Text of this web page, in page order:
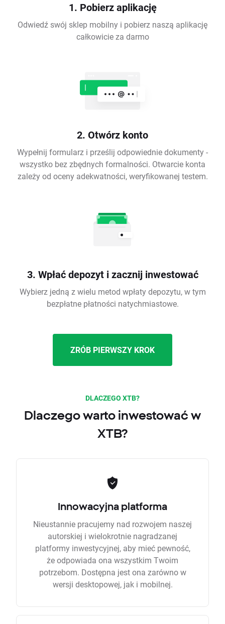
1. Pobierz aplikację
Odwiedź swój sklep mobilny i pobierz naszą aplikację
całkowicie za darmo
2. Otwórz konto
Wypełnij formularz i prześlij odpowiednie dokumenty -
wszystko bez zbędnych formalności. Otwarcie konta
zależy od oceny adekwatności, weryfikowanej testem.
3. Wpłać depozyt i zacznij inwestować
Wybierz jedną z wielu metod wpłaty depozytu, w tym
bezpłatne płatności natychmiastowe.
ZRÓB PIERWSZY KROK
DLACZEGO XTB?
Dlaczego warto inwestować w
XTB?
Innowacyjna platforma
Nieustannie pracujemy nad rozwojem naszej
autorskiej i wielokrotnie nagradzanej
platformy inwestycyjnej, aby mieć pewność,
że odpowiada ona wszystkim Twoim
potrzebom. Dostępna jest ona zarówno w
wersji desktopowej, jak i mobilnej.